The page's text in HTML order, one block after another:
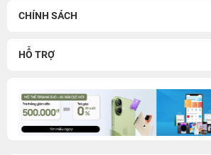
CHÍNH SÁCH
HỖ TRỢ